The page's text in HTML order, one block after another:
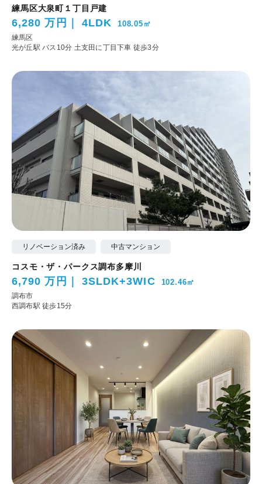
練馬区大泉町１丁目戸建
6,280 万円 4LDK 108.05㎡
練馬区
光が丘駅 バス10分 土支田に丁目下車 徒歩3分
リノベーション済み 中古マンション
コスモ・ザ・パークス調布多摩川
6,790 万円 3SLDK+3WIC 102.46㎡
調布市
西調布駅 徒歩15分